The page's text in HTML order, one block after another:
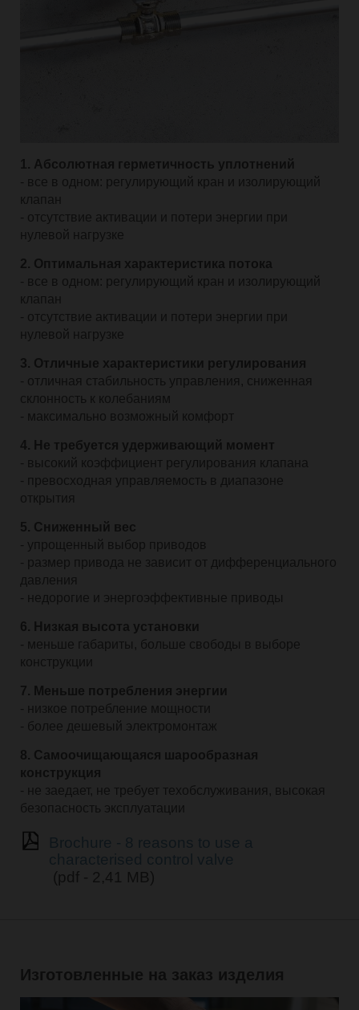
1. Абсолютная герметичность уплотнений
- все в одном: регулирующий кран и изолирующий
клапан
- отсутствие активации и потери энергии при
нулевой нагрузке
2. Оптимальная характеристика потока
- все в одном: регулирующий кран и изолирующий
клапан
- отсутствие активации и потери энергии при
нулевой нагрузке
3. Отличные характеристики регулирования
- отличная стабильность управления, сниженная
склонность к колебаниям
- максимально возможный комфорт
4. Не требуется удерживающий момент
- высокий коэффициент регулирования клапана
- превосходная управляемость в диапазоне
открытия
5. Сниженный вес
- упрощенный выбор приводов
- размер привода не зависит от дифференциального
давления
- недорогие и энергоэффективные приводы
6. Низкая высота установки
- меньше габариты, больше свободы в выборе
конструкции
7. Меньше потребления энергии
- низкое потребление мощности
- более дешевый электромонтаж
8. Самоочищающаяся шарообразная
конструкция
- не заедает, не требует техобслуживания, высокая
безопасность эксплуатации
(pdf - 2,41 MB)
Изготовленные на заказ изделия